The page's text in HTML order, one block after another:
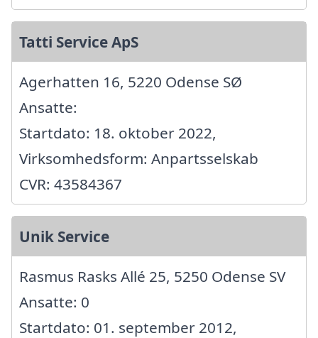
Tatti Service ApS
Agerhatten 16, 5220 Odense SØ
Ansatte:
Startdato: 18. oktober 2022,
Virksomhedsform: Anpartsselskab
CVR: 43584367
Unik Service
Rasmus Rasks Allé 25, 5250 Odense SV
Ansatte: 0
Startdato: 01. september 2012,